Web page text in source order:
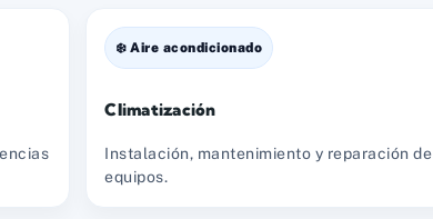
❄️ Aire acondicionado
Climatización
Instalación, mantenimiento y reparación de
equipos.